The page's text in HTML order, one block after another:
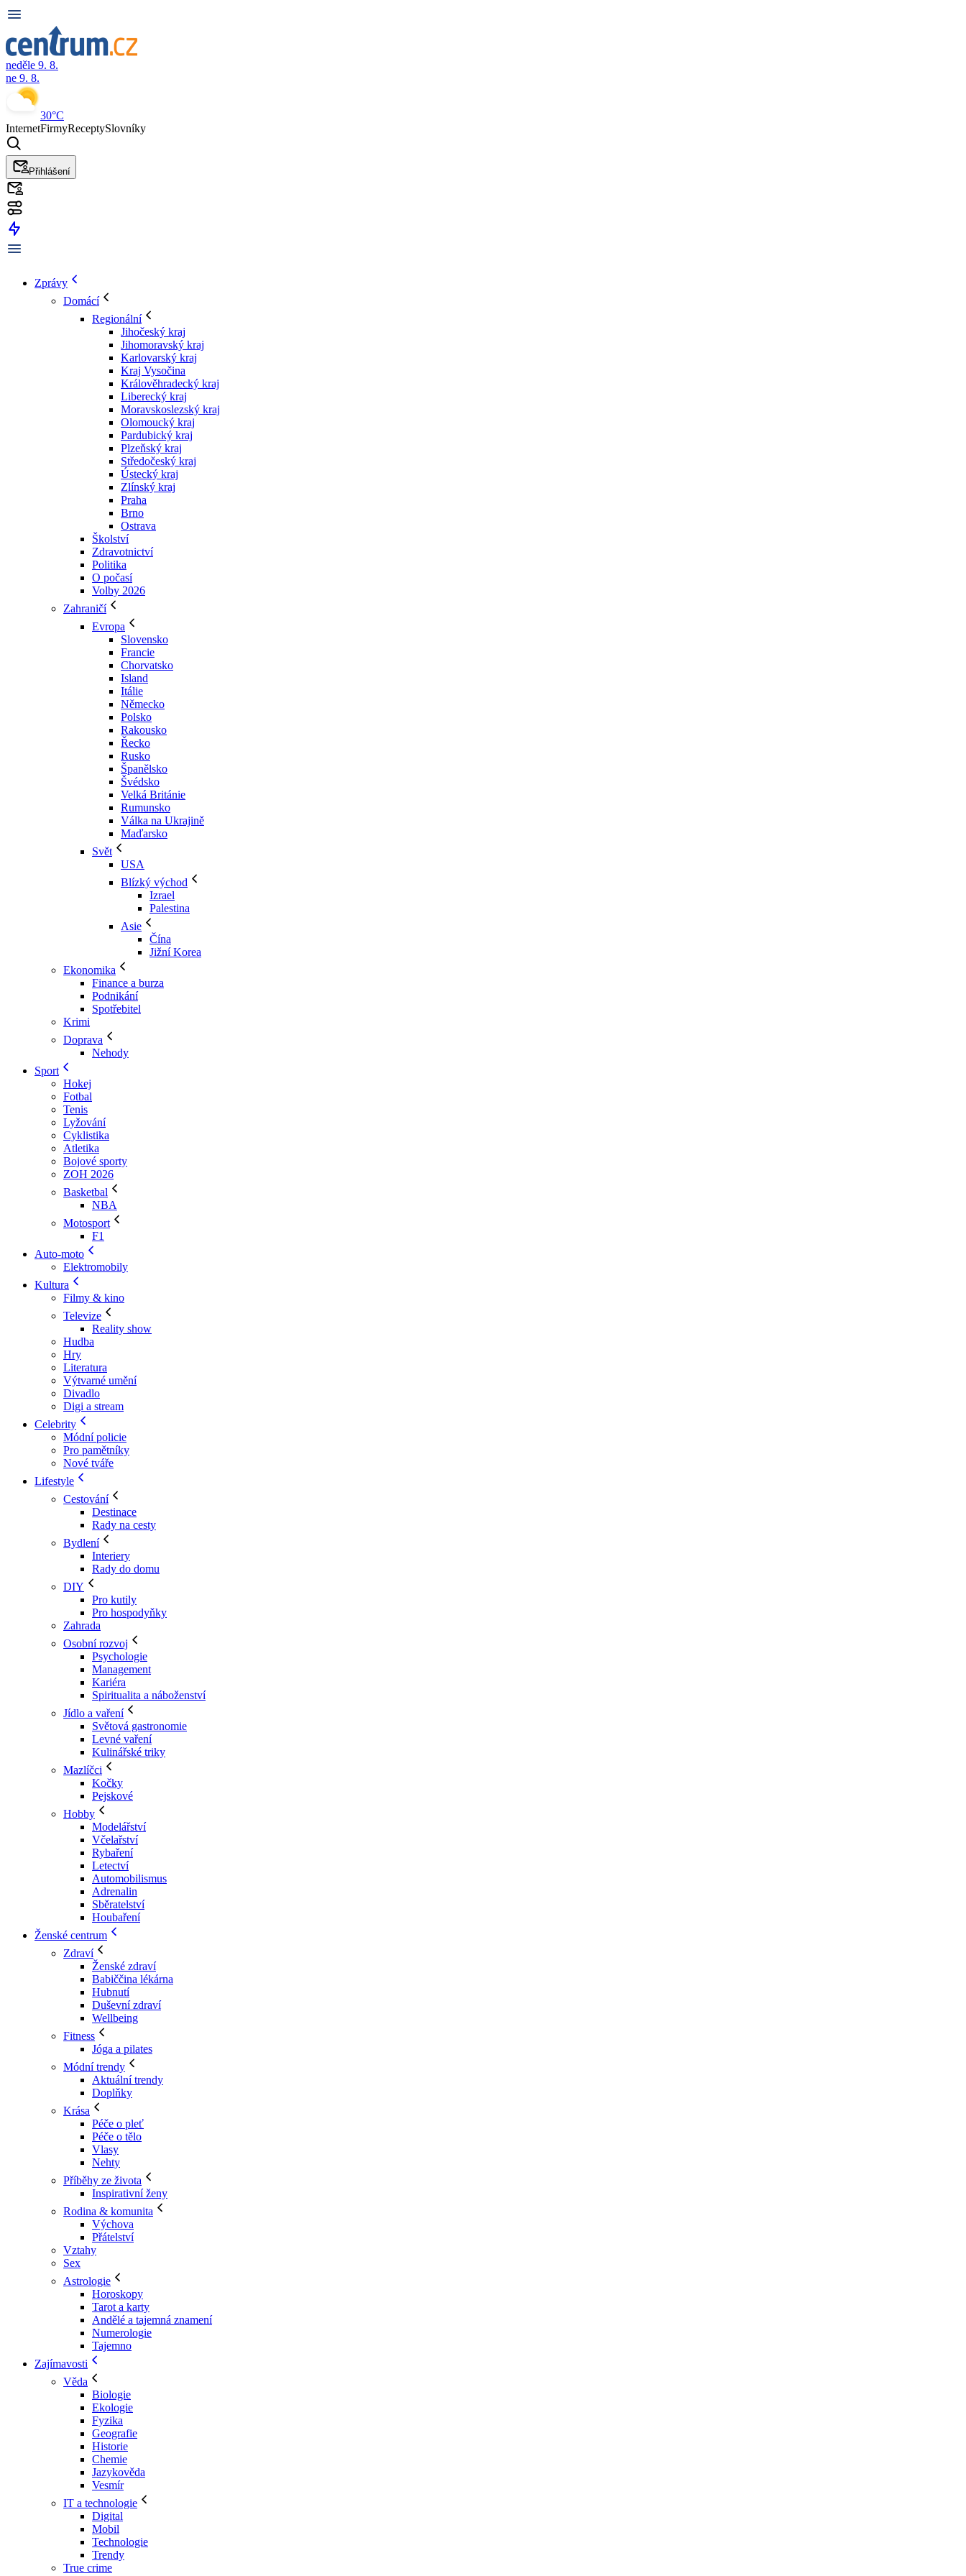
neděle 9. 8.
ne 9. 8.
30°C
InternetFirmyReceptySlovníky
Přihlášení
Zprávy
Domácí
Regionální
Jihočeský kraj
Jihomoravský kraj
Karlovarský kraj
Kraj Vysočina
Králověhradecký kraj
Liberecký kraj
Moravskoslezský kraj
Olomoucký kraj
Pardubický kraj
Plzeňský kraj
Středočeský kraj
Ústecký kraj
Zlínský kraj
Praha
Brno
Ostrava
Školství
Zdravotnictví
Politika
O počasí
Volby 2026
Zahraničí
Evropa
Slovensko
Francie
Chorvatsko
Island
Itálie
Německo
Polsko
Rakousko
Řecko
Rusko
Španělsko
Švédsko
Velká Británie
Rumunsko
Válka na Ukrajině
Maďarsko
Svět
USA
Blízký východ
Izrael
Palestina
Asie
Čína
Jižní Korea
Ekonomika
Finance a burza
Podnikání
Spotřebitel
Krimi
Doprava
Nehody
Sport
Hokej
Fotbal
Tenis
Lyžování
Cyklistika
Atletika
Bojové sporty
ZOH 2026
Basketbal
NBA
Motosport
F1
Auto-moto
Elektromobily
Kultura
Filmy & kino
Televize
Reality show
Hudba
Hry
Literatura
Výtvarné umění
Divadlo
Digi a stream
Celebrity
Módní policie
Pro pamětníky
Nové tváře
Lifestyle
Cestování
Destinace
Rady na cesty
Bydlení
Interiery
Rady do domu
DIY
Pro kutily
Pro hospodyňky
Zahrada
Osobní rozvoj
Psychologie
Management
Kariéra
Spiritualita a náboženství
Jídlo a vaření
Světová gastronomie
Levné vaření
Kulinářské triky
Mazlíčci
Kočky
Pejskové
Hobby
Modelářství
Včelařství
Rybaření
Letectví
Automobilismus
Adrenalin
Sběratelství
Houbaření
Ženské centrum
Zdraví
Ženské zdraví
Babiččina lékárna
Hubnutí
Duševní zdraví
Wellbeing
Fitness
Jóga a pilates
Módní trendy
Aktuální trendy
Doplňky
Krása
Péče o pleť
Péče o tělo
Vlasy
Nehty
Příběhy ze života
Inspirativní ženy
Rodina & komunita
Výchova
Přátelství
Vztahy
Sex
Astrologie
Horoskopy
Tarot a karty
Andělé a tajemná znamení
Numerologie
Tajemno
Zajímavosti
Věda
Biologie
Ekologie
Fyzika
Geografie
Historie
Chemie
Jazykověda
Vesmír
IT a technologie
Digital
Mobil
Technologie
Trendy
True crime